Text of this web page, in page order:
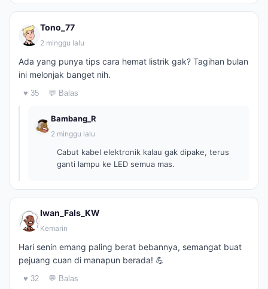
Tono_77
2 minggu lalu
Ada yang punya tips cara hemat listrik gak? Tagihan bulan
ini melonjak banget nih.
♥ 35 💬 Balas
Bambang_R
2 minggu lalu
Cabut kabel elektronik kalau gak dipake, terus
ganti lampu ke LED semua mas.
Iwan_Fals_KW
Kemarin
Hari senin emang paling berat bebannya, semangat buat
pejuang cuan di manapun berada! 💪
♥ 32 💬 Balas